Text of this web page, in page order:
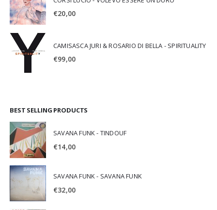
€20,00
CAMISASCA JURI & ROSARIO DI BELLA - SPIRITUALITY
€99,00
BEST SELLING PRODUCTS
SAVANA FUNK - TINDOUF
€14,00
SAVANA FUNK - SAVANA FUNK
€32,00